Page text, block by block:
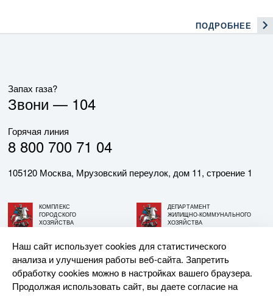
ПОДРОБНЕЕ
Запах газа?
Звони — 104
Горячая линия
8 800 700 71 04
105120 Москва, Мрузовский переулок, дом 11, строение 1
КОМПЛЕКС
ГОРОДСКОГО
ХОЗЯЙСТВА
ДЕПАРТАМЕНТ
ЖИЛИЩНО-КОММУНАЛЬНОГО
ХОЗЯЙСТВА
© АО «МОСГАЗ», 2026. При использовании материалов
ссылка на сайт обязательна.
Наш сайт использует cookies для статистического
анализа и улучшения работы веб-сайта. Запретить
обработку cookies можно в настройках вашего браузера.
Продолжая использовать сайт, вы даете согласие на